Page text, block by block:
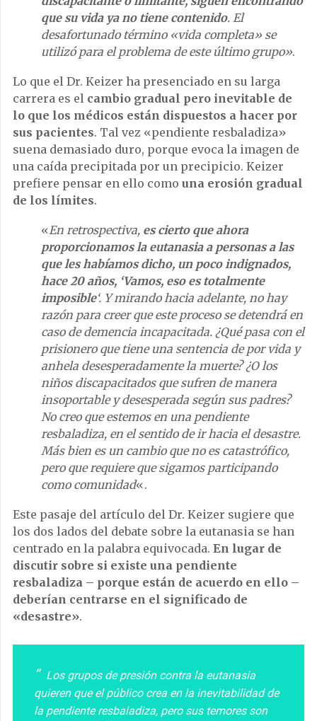
que su vida ya no tiene contenido. El
desafortunado término «vida completa» se
utilizó para el problema de este último grupo».
Lo que el Dr. Keizer ha presenciado en su larga
carrera es el cambio gradual pero inevitable de
lo que los médicos están dispuestos a hacer por
sus pacientes. Tal vez «pendiente resbaladiza»
suena demasiado duro, porque evoca la imagen de
una caída precipitada por un precipicio. Keizer
prefiere pensar en ello como una erosión gradual
de los límites.
«En retrospectiva, es cierto que ahora
proporcionamos la eutanasia a personas a las
que les habíamos dicho, un poco indignados,
hace 20 años, ‘Vamos, eso es totalmente
imposible‘. Y mirando hacia adelante, no hay
razón para creer que este proceso se detendrá en
caso de demencia incapacitada. ¿Qué pasa con el
prisionero que tiene una sentencia de por vida y
anhela desesperadamente la muerte? ¿O los
niños discapacitados que sufren de manera
insoportable y desesperada según sus padres?
No creo que estemos en una pendiente
resbaladiza, en el sentido de ir hacia el desastre.
Más bien es un cambio que no es catastrófico,
pero que requiere que sigamos participando
como comunidad«.
Este pasaje del artículo del Dr. Keizer sugiere que
los dos lados del debate sobre la eutanasia se han
centrado en la palabra equivocada. En lugar de
discutir sobre si existe una pendiente
resbaladiza – porque están de acuerdo en ello –
deberían centrarse en el significado de
«desastre».
Los grupos de presión contra la eutanasia
quieren que el público crea en la inevitabilidad de
la pendiente resbaladiza, pero sus temores son